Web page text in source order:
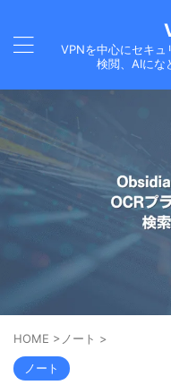
VPNを中心にセキュ
検閲、AIにな
HOME > ノート >
ノート